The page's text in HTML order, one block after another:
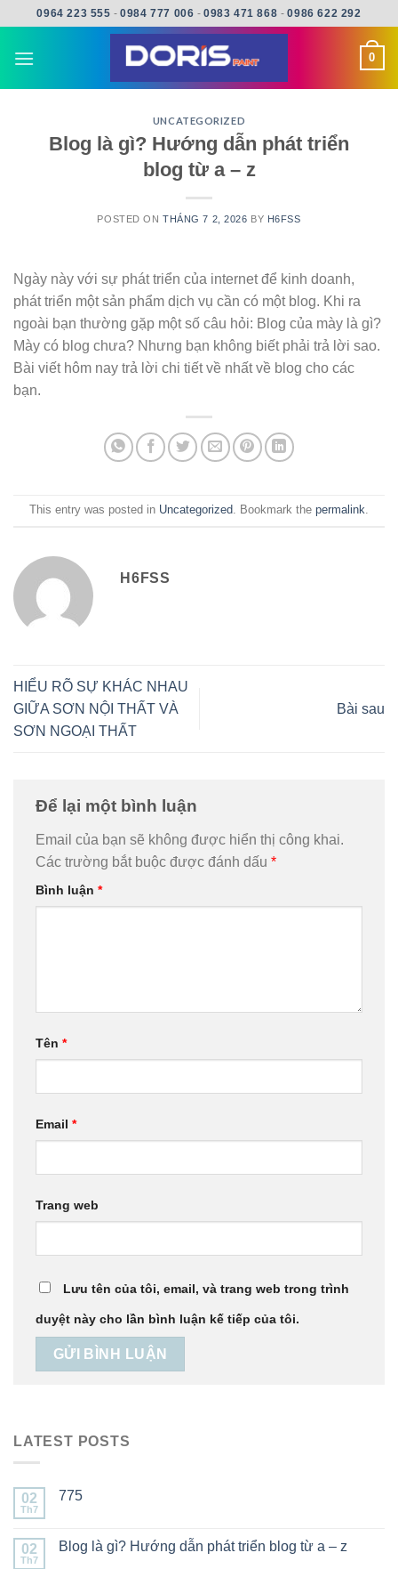
content
0964 223 555 -0984 777 006 - 0983 471 868 - 0986 622 292
0
UNCATEGORIZED
Blog là gì? Hướng dẫn phát triển
blog từ a – z
POSTED ONTHÁNG 7 2, 2026 BY H6FSS
Ngày này với sự phát triển của internet để kinh doanh,
phát triển một sản phẩm dịch vụ cần có một blog. Khi ra
ngoài bạn thường gặp một số câu hỏi: Blog của mày là gì?
Mày có blog chưa? Nhưng bạn không biết phải trả lời sao.
Bài viết hôm nay trả lời chi tiết về nhất về blog cho các
bạn.
This entry was posted in Uncategorized. Bookmark the permalink.
H6FSS
HIỂU RÕ SỰ KHÁC NHAU
GIỮA SƠN NỘI THẤT VÀ
SƠN NGOẠI THẤT
Bài sau
Để lại một bình luận
Email của bạn sẽ không được hiển thị công khai.
Các trường bắt buộc được đánh dấu *
Bình luận *
Tên *
Email *
Trang web
Lưu tên của tôi, email, và trang web trong trình
duyệt này cho lần bình luận kế tiếp của tôi.
LATEST POSTS
02
Th7
775
02
Th7
Blog là gì? Hướng dẫn phát triển blog từ a – z